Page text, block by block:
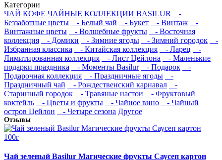
Категории
ЧАЙ КОФЕ ЧАЙНЫЕ КОЛЛЕКЦИИ BASILUR
-
Беззаботные цветы
- Белый чай - Букет - Винтаж
-
Винтажные цветы
- Волшебные фрукты
- Восточная
коллекция
- Домики - Зимние ягоды - Зимний городок
-
Избранная классика
- Китайская коллекция - Ларец
-
Лимитированная коллекция
- Лист Цейлона
- Маленькие
подарки праздника
- Моменты Basilur - Подарок
-
Подарочная коллекция
- Праздничные ягоды
-
Праздничный чай
- Рождественский карнавал
-
Старинный городок
- Травяные настои
- Фруктовый
коктейль
- Цветы и фрукты - Чайное вино
- Чайный
остров Цейлон
- Четыре сезона Другое
Отзывы
Чай зеленый Basilur Магические фрукты Саусеп картон